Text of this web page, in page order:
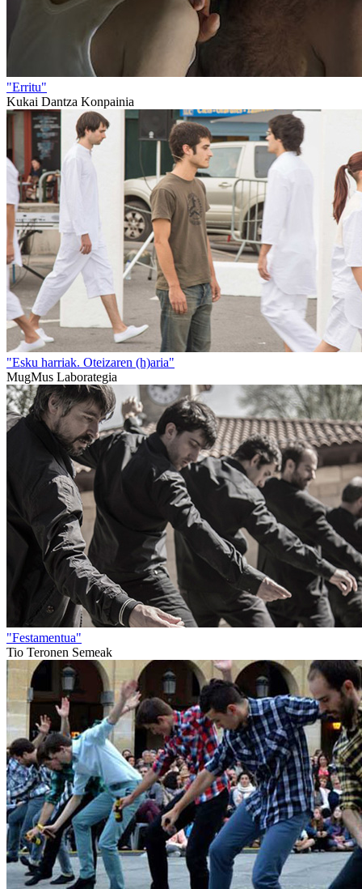
"Erritu"
Kukai Dantza Konpainia
"Esku harriak. Oteizaren (h)aria"
MugMus Laborategia
"Festamentua"
Tio Teronen Semeak